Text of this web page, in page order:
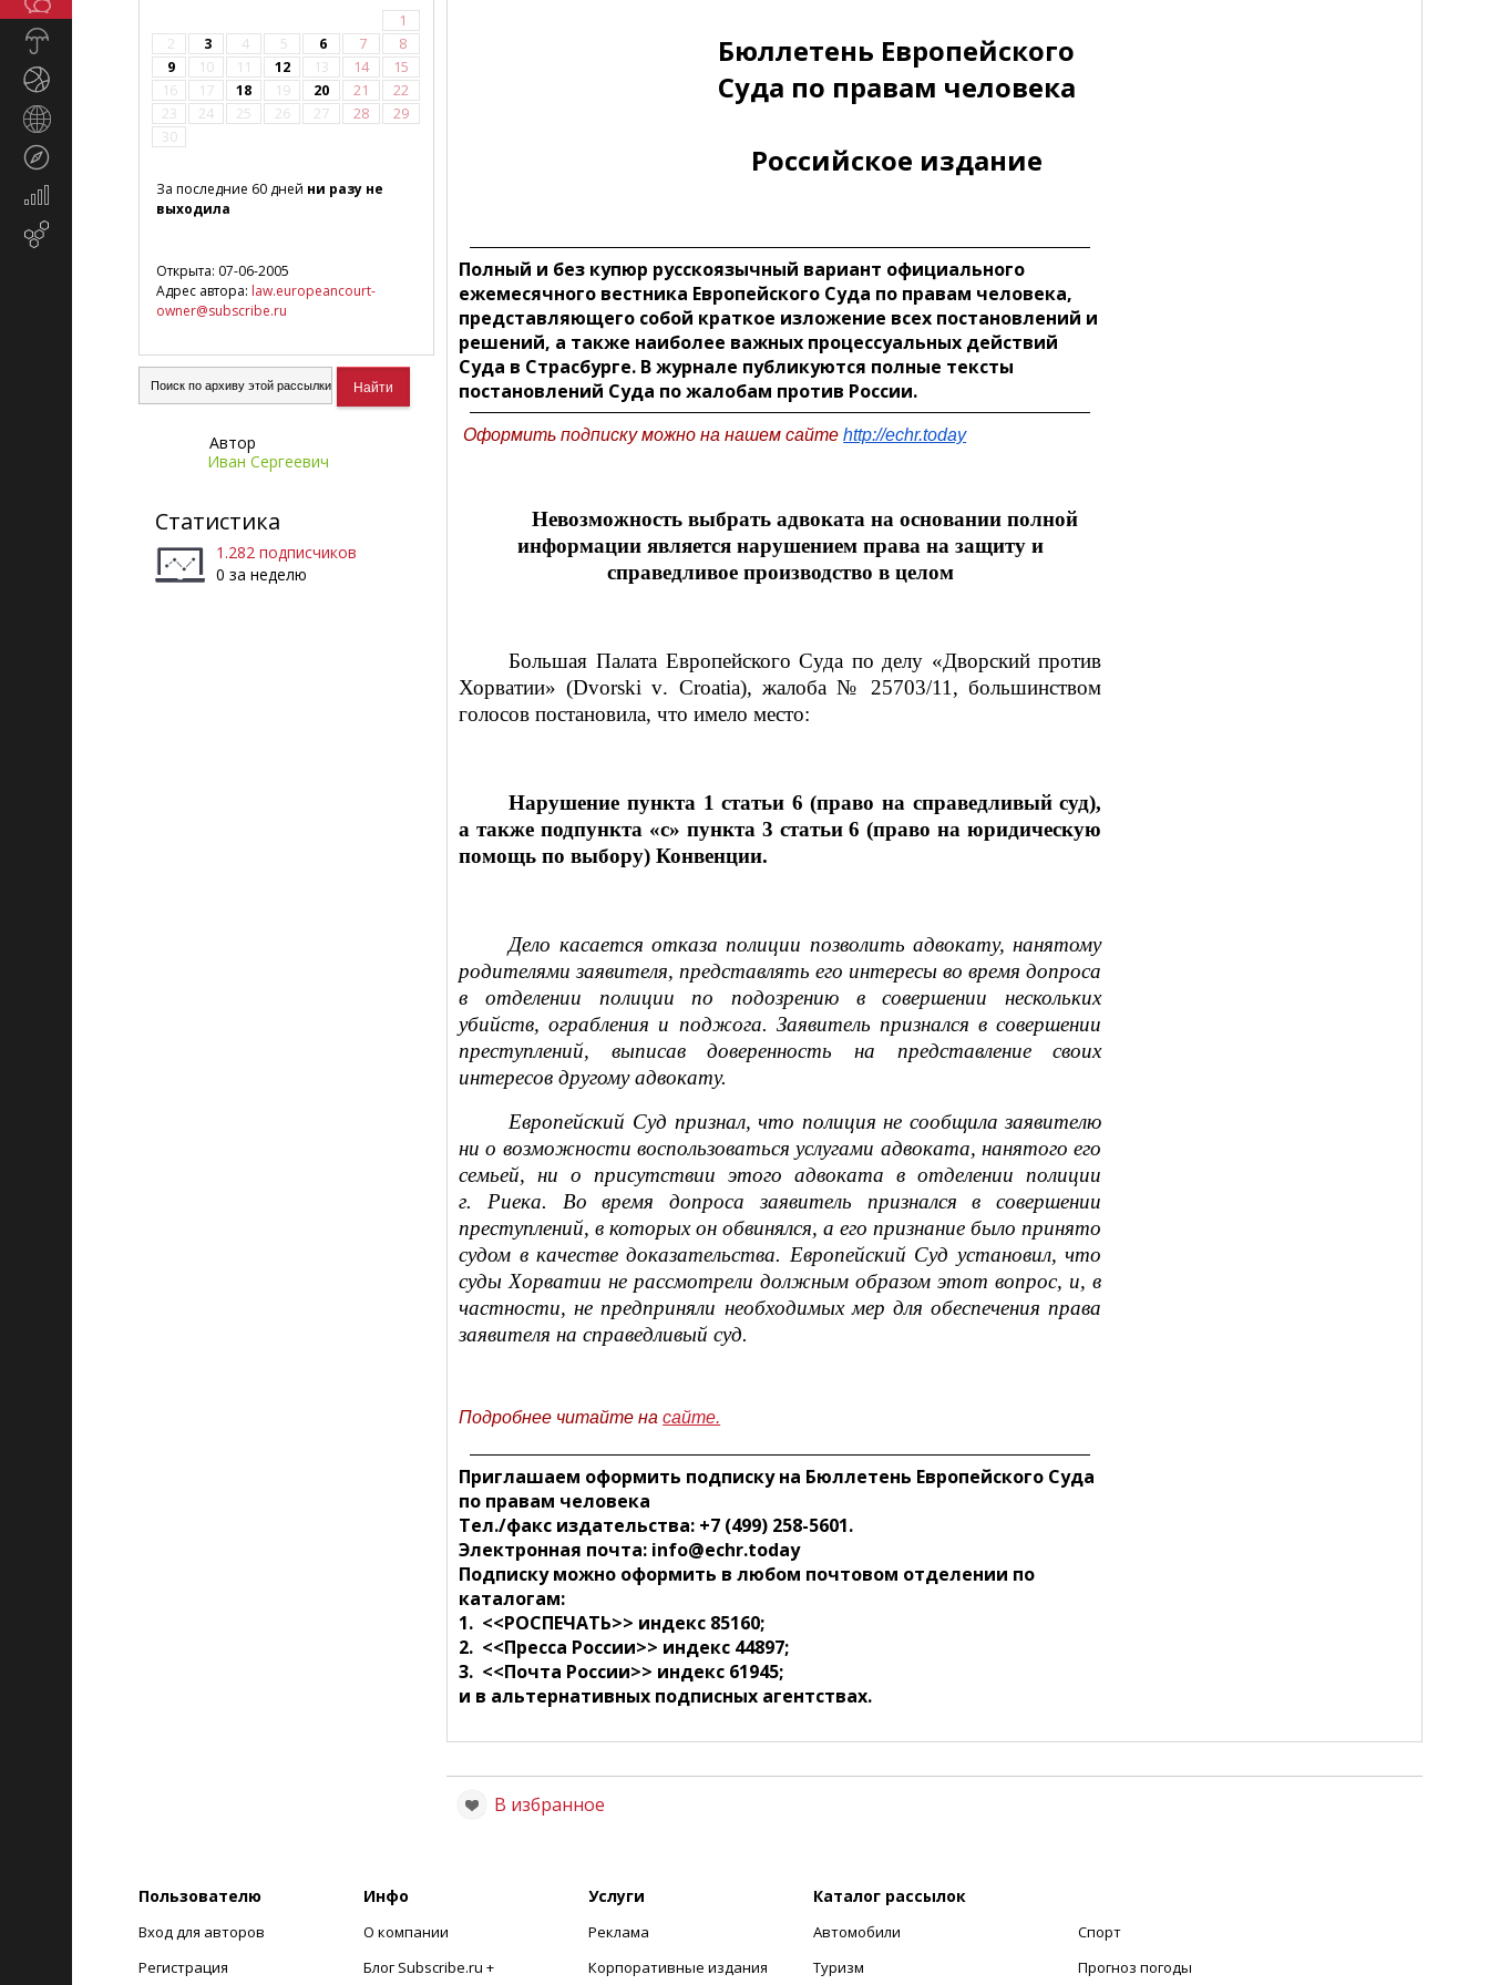
Экономика
1
2
3 4 5 6 7
8
9
10 11 12 13 14
15
16
17 18 19 20 21
22
23
24 25 26 27 28
29
30
За последние 60 дней ни разу не
выходила
Открыта: 07-06-2005
Адрес автора: law.europeancourt-
owner@subscribe.ru
Автор
Иван Сергеевич
Статистика
1.282 подписчиков
0 за неделю
Бюллетень Европейского
Суда по правам человека
Российское издание
Полный и без купюр русскоязычный вариант официального
ежемесячного вестника Европейского Суда по правам человека,
представляющего собой краткое изложение всех постановлений и
решений, а также наиболее важных процессуальных действий
Суда в Страсбурге. В журнале публикуются полные тексты
постановлений Суда по жалобам против России.
Оформить подписку можно на нашем сайтеhttp://echr.today
Невозможность выбрать адвоката на основании полной
информации является нарушением права на защиту и
справедливое производство в целом
Большая Палата Европейского Суда по делу «Дворский против
Хорватии» (Dvorski v. Croatia), жалоба № 25703/11, большинством
голосов постановила, что имело место:
Нарушение пункта 1 статьи 6 (право на справедливый суд),
а также подпункта «с» пункта 3 статьи 6 (право на юридическую
помощь по выбору) Конвенции.
Дело касается отказа полиции позволить адвокату, нанятому
родителями заявителя, представлять его интересы во время допроса
в отделении полиции по подозрению в совершении нескольких
убийств, ограбления и поджога. Заявитель признался в совершении
преступлений, выписав доверенность на представление своих
интересов другому адвокату.
Европейский Суд признал, что полиция не сообщила заявителю
ни о возможности воспользоваться услугами адвоката, нанятого его
семьей, ни о присутствии этого адвоката в отделении полиции
г. Риека. Во время допроса заявитель признался в совершении
преступлений, в которых он обвинялся, а его признание было принято
судом в качестве доказательства. Европейский Суд установил, что
суды Хорватии не рассмотрели должным образом этот вопрос, и, в
частности, не предприняли необходимых мер для обеспечения права
заявителя на справедливый суд.
Подробнее читайте насайте.
Приглашаем оформить подписку на Бюллетень Европейского Суда
по правам человека
Тел./факс издательства: +7 (499) 258-5601.
Электронная почта: info@echr.today
Подписку можно оформить в любом почтовом отделении по
каталогам:
1. <<РОСПЕЧАТЬ>> индекс 85160;
2. <<Пресса России>> индекс 44897;
3. <<Почта России>> индекс 61945;
и в альтернативных подписных агентствах.
В избранное
Пользователю
Вход для авторов
Регистрация
Инфо
О компании
Блог Subscribe.ru +
Услуги
Реклама
Корпоративные издания
Каталог рассылок
Автомобили
Туризм
Спорт
Прогноз погоды